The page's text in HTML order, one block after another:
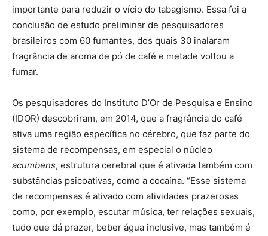
importante para reduzir o vício do tabagismo. Essa foi a
conclusão de estudo preliminar de pesquisadores
brasileiros com 60 fumantes, dos quais 30 inalaram
fragrância de aroma de pó de café e metade voltou a
fumar.
Os pesquisadores do Instituto D’Or de Pesquisa e Ensino
(IDOR) descobriram, em 2014, que a fragrância do café
ativa uma região específica no cérebro, que faz parte do
sistema de recompensas, em especial o núcleo
acumbens, estrutura cerebral que é ativada também com
substâncias psicoativas, como a cocaína. “Esse sistema
de recompensas é ativado com atividades prazerosas
como, por exemplo, escutar música, ter relações sexuais,
tudo que dá prazer, beber água inclusive, mas também é